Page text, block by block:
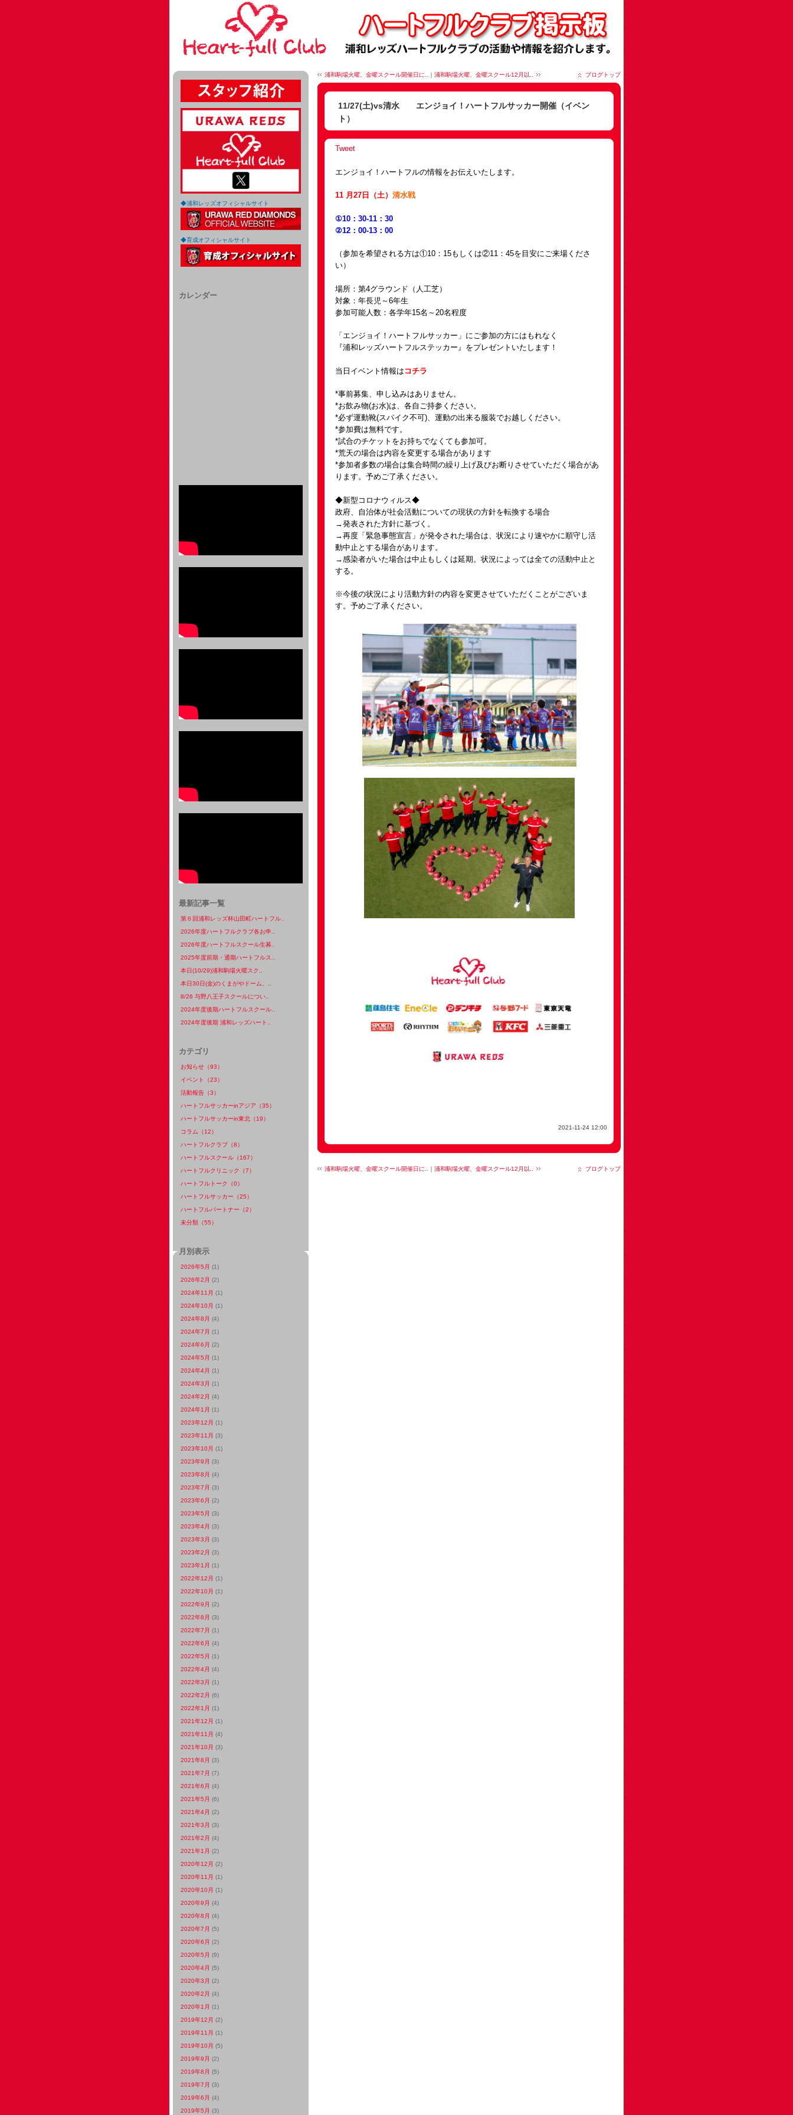
浦和駒場火曜、金曜スクール開催日に.. ｜ 浦和駒場火曜、金曜スクール12月以.. ブログトップ
11/27(土)vs清水 エンジョイ！ハートフルサッカー開催（イベン
ト）
Tweet
エンジョイ！ハートフルの情報をお伝えいたします。
11 月27日（土） 清水戦
①10：30-11：30
②12：00-13：00
（参加を希望される方は①10：15もしくは②11：45を目安にご来場くださ
い）
場所：第4グラウンド（人工芝）
対象：年長児～6年生
参加可能人数：各学年15名～20名程度
「エンジョイ！ハートフルサッカー」にご参加の方にはもれなく
『浦和レッズハートフルステッカー』をプレゼントいたします！
当日イベント情報は コチラ
*事前募集、申し込みはありません。
*お飲み物(お水)は、各自ご持参ください。
*必ず運動靴(スパイク不可)、運動の出来る服装でお越しください。
*参加費は無料です。
*試合のチケットをお持ちでなくても参加可。
*荒天の場合は内容を変更する場合があります
*参加者多数の場合は集合時間の繰り上げ及びお断りさせていただく場合があ
ります。予めご了承ください。
◆新型コロナウィルス◆
政府、自治体が社会活動についての現状の方針を転換する場合
→発表された方針に基づく。
→再度「緊急事態宣言」が発令された場合は、状況により速やかに順守し活
動中止とする場合があります。
→感染者がいた場合は中止もしくは延期。状況によっては全ての活動中止と
する。
※今後の状況により活動方針の内容を変更させていただくことがございま
す。予めご了承ください。
2021-11-24 12:00
浦和駒場火曜、金曜スクール開催日に.. ｜ 浦和駒場火曜、金曜スクール12月以.. ブログトップ
◆浦和レッズオフィシャルサイト
◆育成オフィシャルサイト
カレンダー
最新記事一覧
第６回浦和レッズ杯山田町ハートフル..
2026年度ハートフルクラブ各お申..
2026年度ハートフルスクール生募..
2025年度前期・通期ハートフルス..
本日(10/29)浦和駒場火曜スク..
本日30日(金)のくまがやドーム、..
8/26 与野八王子スクールについ..
2024年度後期ハートフルスクール..
2024年度後期 浦和レッズハート..
カテゴリ
お知らせ（93）
イベント（23）
活動報告（3）
ハートフルサッカーinアジア（35）
ハートフルサッカーin東北（19）
コラム（12）
ハートフルクラブ（8）
ハートフルスクール（167）
ハートフルクリニック（7）
ハートフルトーク（0）
ハートフルサッカー（25）
ハートフルパートナー（2）
未分類（55）
月別表示
2026年5月 (1)
2026年2月 (2)
2024年11月 (1)
2024年10月 (1)
2024年8月 (4)
2024年7月 (1)
2024年6月 (2)
2024年5月 (1)
2024年4月 (1)
2024年3月 (1)
2024年2月 (4)
2024年1月 (1)
2023年12月 (1)
2023年11月 (3)
2023年10月 (1)
2023年9月 (3)
2023年8月 (4)
2023年7月 (3)
2023年6月 (2)
2023年5月 (3)
2023年4月 (3)
2023年3月 (3)
2023年2月 (3)
2023年1月 (1)
2022年12月 (1)
2022年10月 (1)
2022年9月 (2)
2022年8月 (3)
2022年7月 (1)
2022年6月 (4)
2022年5月 (1)
2022年4月 (4)
2022年3月 (1)
2022年2月 (6)
2022年1月 (1)
2021年12月 (1)
2021年11月 (4)
2021年10月 (3)
2021年8月 (3)
2021年7月 (7)
2021年6月 (4)
2021年5月 (6)
2021年4月 (2)
2021年3月 (3)
2021年2月 (4)
2021年1月 (2)
2020年12月 (2)
2020年11月 (1)
2020年10月 (1)
2020年9月 (4)
2020年8月 (4)
2020年7月 (5)
2020年6月 (2)
2020年5月 (9)
2020年4月 (5)
2020年3月 (2)
2020年2月 (4)
2020年1月 (1)
2019年12月 (2)
2019年11月 (1)
2019年10月 (5)
2019年9月 (2)
2019年8月 (5)
2019年7月 (3)
2019年6月 (4)
2019年5月 (3)